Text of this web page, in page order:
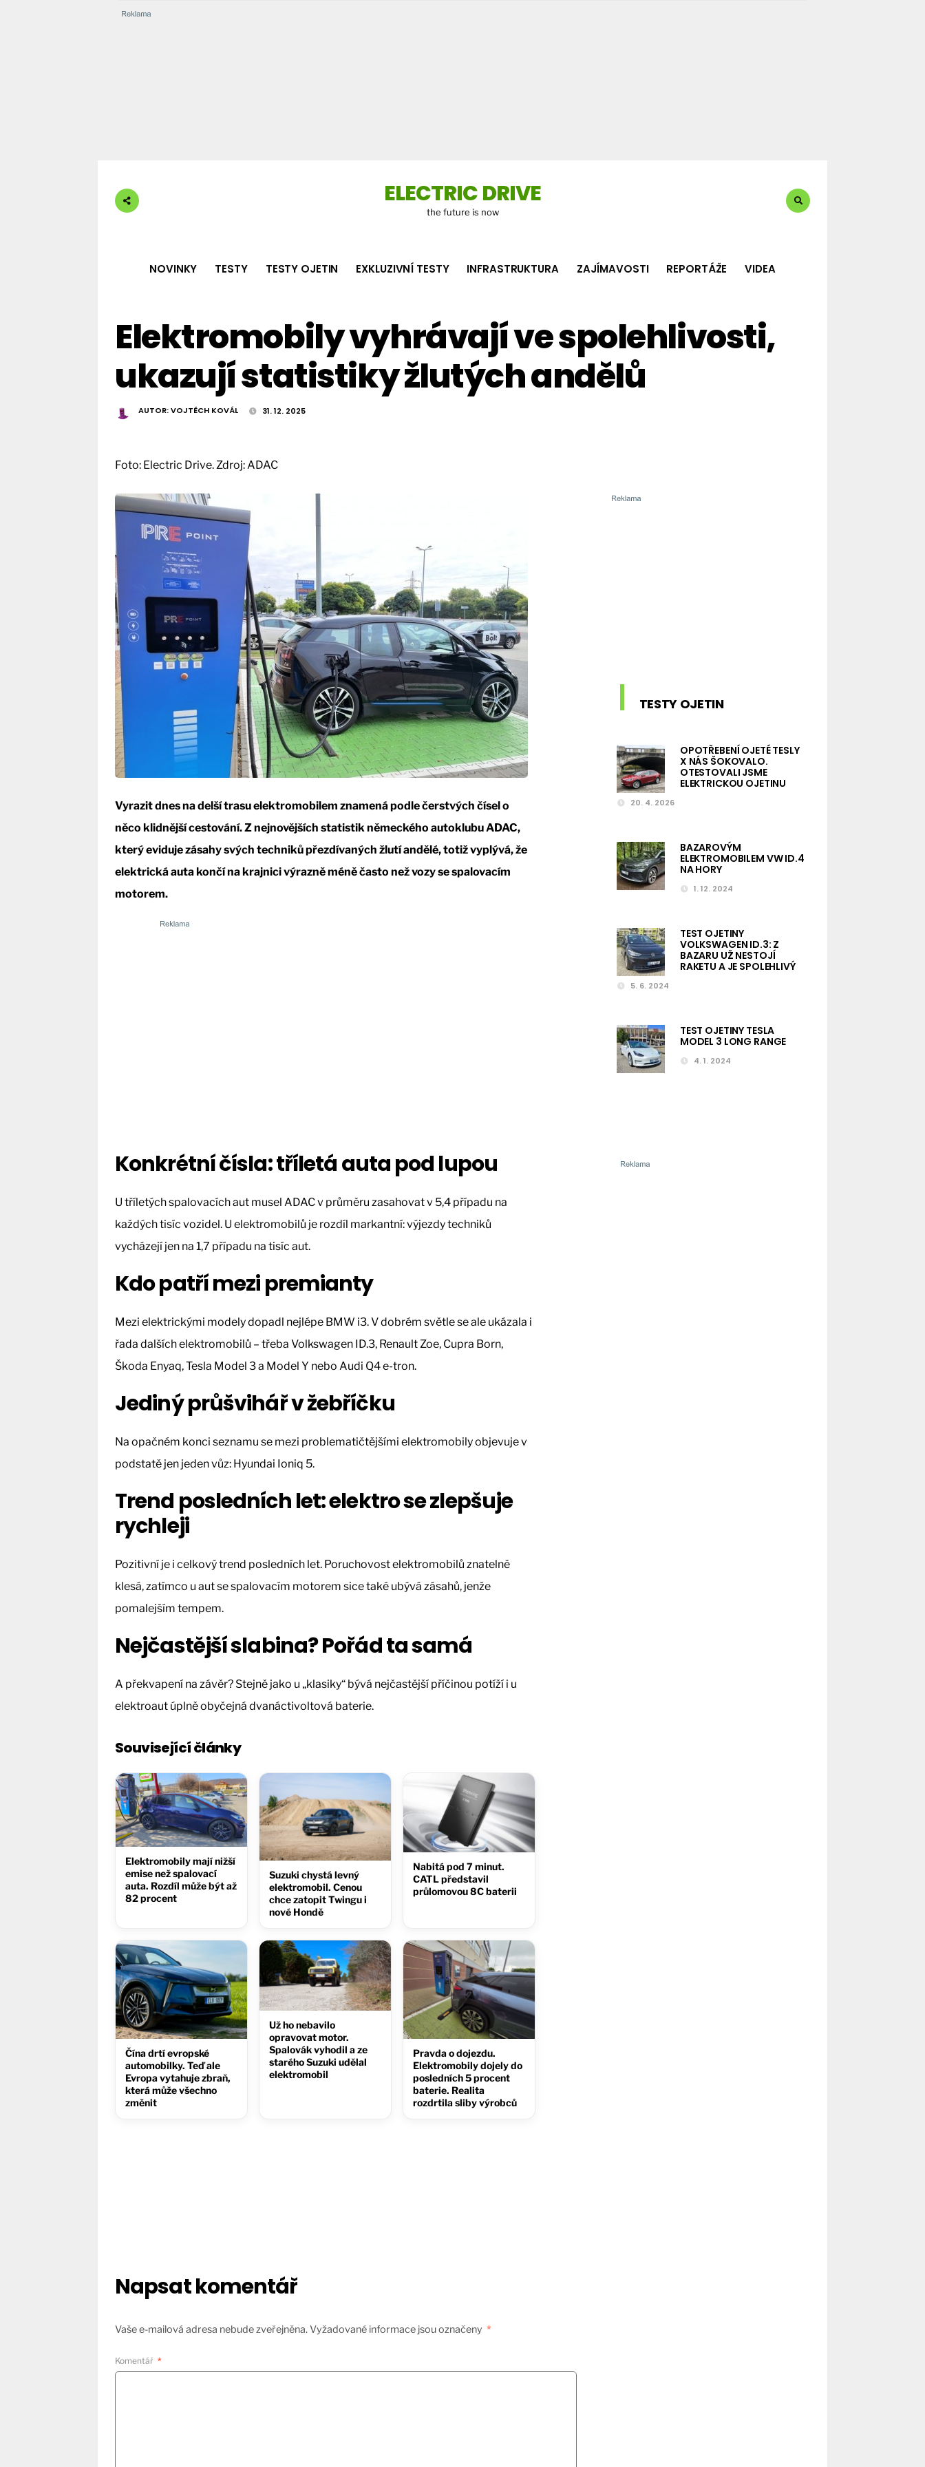
ELECTRIC DRIVE
the future is now
NOVINKY TESTY TESTY OJETIN EXKLUZIVNÍ TESTY INFRASTRUKTURA ZAJÍMAVOSTI REPORTÁŽE VIDEA
Elektromobily vyhrávají ve spolehlivosti,
ukazují statistiky žlutých andělů
AUTOR:VOJTĚCH KOVÁL 31. 12. 2025
Foto: Electric Drive. Zdroj: ADAC
Vyrazit dnes na delší trasu elektromobilem znamená podle čerstvých čísel o
něco klidnější cestování. Z nejnovějších statistik německého autoklubu ADAC,
který eviduje zásahy svých techniků přezdívaných žlutí andělé, totiž vyplývá, že
elektrická auta končí na krajnici výrazně méně často než vozy se spalovacím
motorem.
Konkrétní čísla: tříletá auta pod lupou
U tříletých spalovacích aut musel ADAC v průměru zasahovat v 5,4 případu na
každých tisíc vozidel. U elektromobilů je rozdíl markantní: výjezdy techniků
vycházejí jen na 1,7 případu na tisíc aut.
Kdo patří mezi premianty
Mezi elektrickými modely dopadl nejlépe BMW i3. V dobrém světle se ale ukázala i
řada dalších elektromobilů – třeba Volkswagen ID.3, Renault Zoe, Cupra Born,
Škoda Enyaq, Tesla Model 3 a Model Y nebo Audi Q4 e-tron.
Jediný průšvihář v žebříčku
Na opačném konci seznamu se mezi problematičtějšími elektromobily objevuje v
podstatě jen jeden vůz: Hyundai Ioniq 5.
Trend posledních let: elektro se zlepšuje
rychleji
Pozitivní je i celkový trend posledních let. Poruchovost elektromobilů znatelně
klesá, zatímco u aut se spalovacím motorem sice také ubývá zásahů, jenže
pomalejším tempem.
Nejčastější slabina? Pořád ta samá
A překvapení na závěr? Stejně jako u „klasiky“ bývá nejčastější příčinou potíží i u
elektroaut úplně obyčejná dvanáctivoltová baterie.
Související články
Elektromobily mají nižší
emise než spalovací
auta. Rozdíl může být až
82 procent
Suzuki chystá levný
elektromobil. Cenou
chce zatopit Twingu i
nové Hondě
Nabitá pod 7 minut.
CATL představil
průlomovou 8C baterii
Čína drtí evropské
automobilky. Teď ale
Evropa vytahuje zbraň,
která může všechno
změnit
Už ho nebavilo
opravovat motor.
Spalovák vyhodil a ze
starého Suzuki udělal
elektromobil
Pravda o dojezdu.
Elektromobily dojely do
posledních 5 procent
baterie. Realita
rozdrtila sliby výrobců
Napsat komentář
Vaše e-mailová adresa nebude zveřejněna.Vyžadované informace jsou označeny *
Komentář *
TESTY OJETIN
OPOTŘEBENÍ OJETÉ TESLY
X NÁS ŠOKOVALO.
OTESTOVALI JSME
ELEKTRICKOU OJETINU
20. 4. 2026
BAZAROVÝM
ELEKTROMOBILEM VW ID.4
NA HORY
1. 12. 2024
TEST OJETINY
VOLKSWAGEN ID.3: Z
BAZARU UŽ NESTOJÍ
RAKETU A JE SPOLEHLIVÝ
5. 6. 2024
TEST OJETINY TESLA
MODEL 3 LONG RANGE
4. 1. 2024